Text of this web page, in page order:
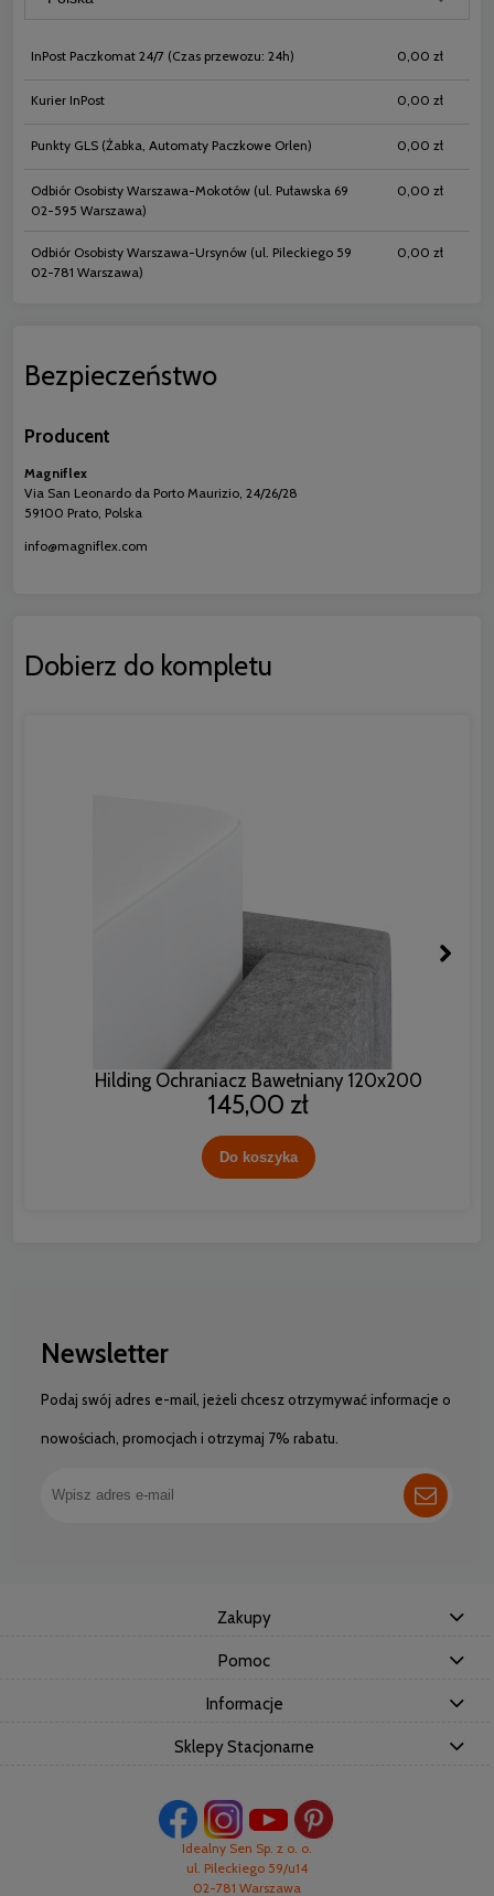
InPost Paczkomat 24/7 (Czas przewozu: 24h) 0,00 zł
Kurier InPost 0,00 zł
Punkty GLS (Żabka, Automaty Paczkowe Orlen) 0,00 zł
Odbiór Osobisty Warszawa-Mokotów (ul. Puławska 69
02-595 Warszawa)
0,00 zł
Odbiór Osobisty Warszawa-Ursynów (ul. Pileckiego 59
02-781 Warszawa)
0,00 zł
Bezpieczeństwo
Producent
Magniflex
Via San Leonardo da Porto Maurizio, 24/26/28
59100 Prato, Polska
info@magniflex.com
Dobierz do kompletu
Hilding Ochraniacz Bawełniany 120x200
145,00 zł
Do koszyka
Newsletter
Podaj swój adres e-mail, jeżeli chcesz otrzymywać informacje o
nowościach, promocjach i otrzymaj 7% rabatu.
Zakupy
Pomoc
Informacje
Sklepy Stacjonarne
Idealny Sen Sp. z o. o.
ul. Pileckiego 59/u14
02-781 Warszawa